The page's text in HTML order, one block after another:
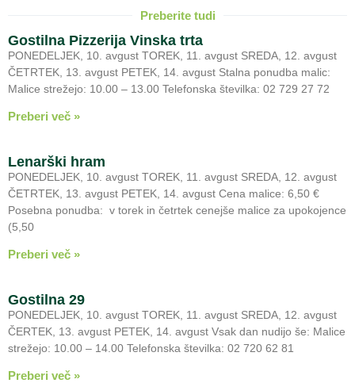
Preberite tudi
Gostilna Pizzerija Vinska trta
PONEDELJEK, 10. avgust TOREK, 11. avgust SREDA, 12. avgust
ČETRTEK, 13. avgust PETEK, 14. avgust Stalna ponudba malic:
Malice strežejo: 10.00 – 13.00 Telefonska številka: 02 729 27 72
Preberi več »
Lenarški hram
PONEDELJEK, 10. avgust TOREK, 11. avgust SREDA, 12. avgust
ČETRTEK, 13. avgust PETEK, 14. avgust Cena malice: 6,50 €
Posebna ponudba: v torek in četrtek cenejše malice za upokojence
(5,50
Preberi več »
Gostilna 29
PONEDELJEK, 10. avgust TOREK, 11. avgust SREDA, 12. avgust
ČERTEK, 13. avgust PETEK, 14. avgust Vsak dan nudijo še: Malice
strežejo: 10.00 – 14.00 Telefonska številka: 02 720 62 81
Preberi več »